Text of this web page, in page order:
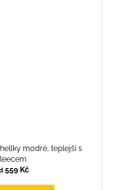
modré, teplejší s
559 Kč